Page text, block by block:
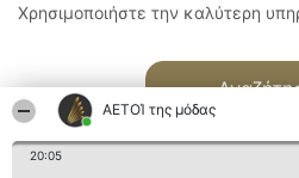
ΑΕΤΟΊ της μόδας
20:05
Χρησιμοποιήστε την καλύτερη